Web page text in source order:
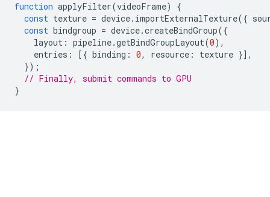
function applyFilter(videoFrame)
{
const texture = device. importExternalTexture({
const bindgroup = device.createBindGroup({
layout : pipeline.getBindGroupLayout(0),
entries : [{ binding : 0, resource : texture }],
});
// Finally, submit commands to GPU
}